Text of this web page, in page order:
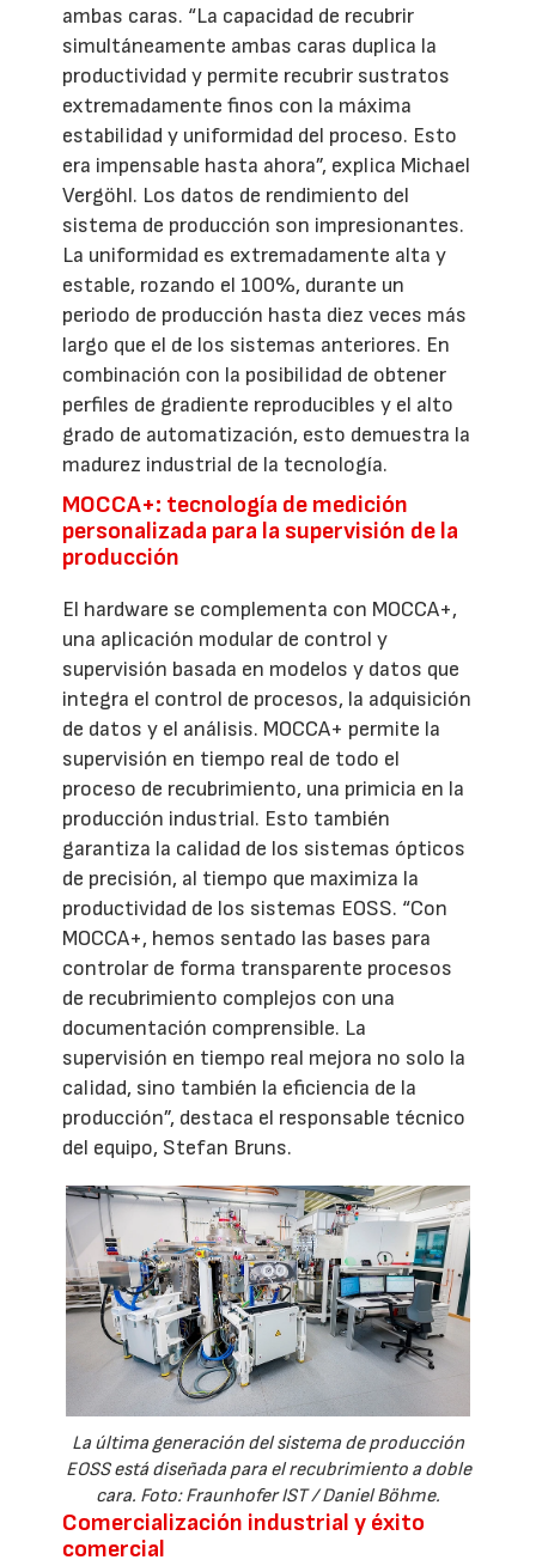
ambas caras. “La capacidad de recubrir
simultáneamente ambas caras duplica la
productividad y permite recubrir sustratos
extremadamente finos con la máxima
estabilidad y uniformidad del proceso. Esto
era impensable hasta ahora”, explica Michael
Vergöhl. Los datos de rendimiento del
sistema de producción son impresionantes.
La uniformidad es extremadamente alta y
estable, rozando el 100%, durante un
periodo de producción hasta diez veces más
largo que el de los sistemas anteriores. En
combinación con la posibilidad de obtener
perfiles de gradiente reproducibles y el alto
grado de automatización, esto demuestra la
madurez industrial de la tecnología.
MOCCA+: tecnología de medición
personalizada para la supervisión de la
producción
El hardware se complementa con MOCCA+,
una aplicación modular de control y
supervisión basada en modelos y datos que
integra el control de procesos, la adquisición
de datos y el análisis. MOCCA+ permite la
supervisión en tiempo real de todo el
proceso de recubrimiento, una primicia en la
producción industrial. Esto también
garantiza la calidad de los sistemas ópticos
de precisión, al tiempo que maximiza la
productividad de los sistemas EOSS. “Con
MOCCA+, hemos sentado las bases para
controlar de forma transparente procesos
de recubrimiento complejos con una
documentación comprensible. La
supervisión en tiempo real mejora no solo la
calidad, sino también la eficiencia de la
producción”, destaca el responsable técnico
del equipo, Stefan Bruns.
La última generación del sistema de producción
EOSS está diseñada para el recubrimiento a doble
cara. Foto: Fraunhofer IST / Daniel Böhme.
Comercialización industrial y éxito
comercial